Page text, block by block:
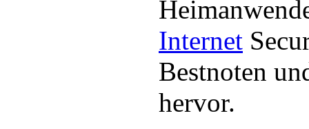
Internet
Bestnoten
hervor.